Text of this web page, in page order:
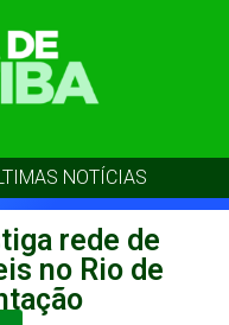
NOTÍCIAS
rede de
no Rio de